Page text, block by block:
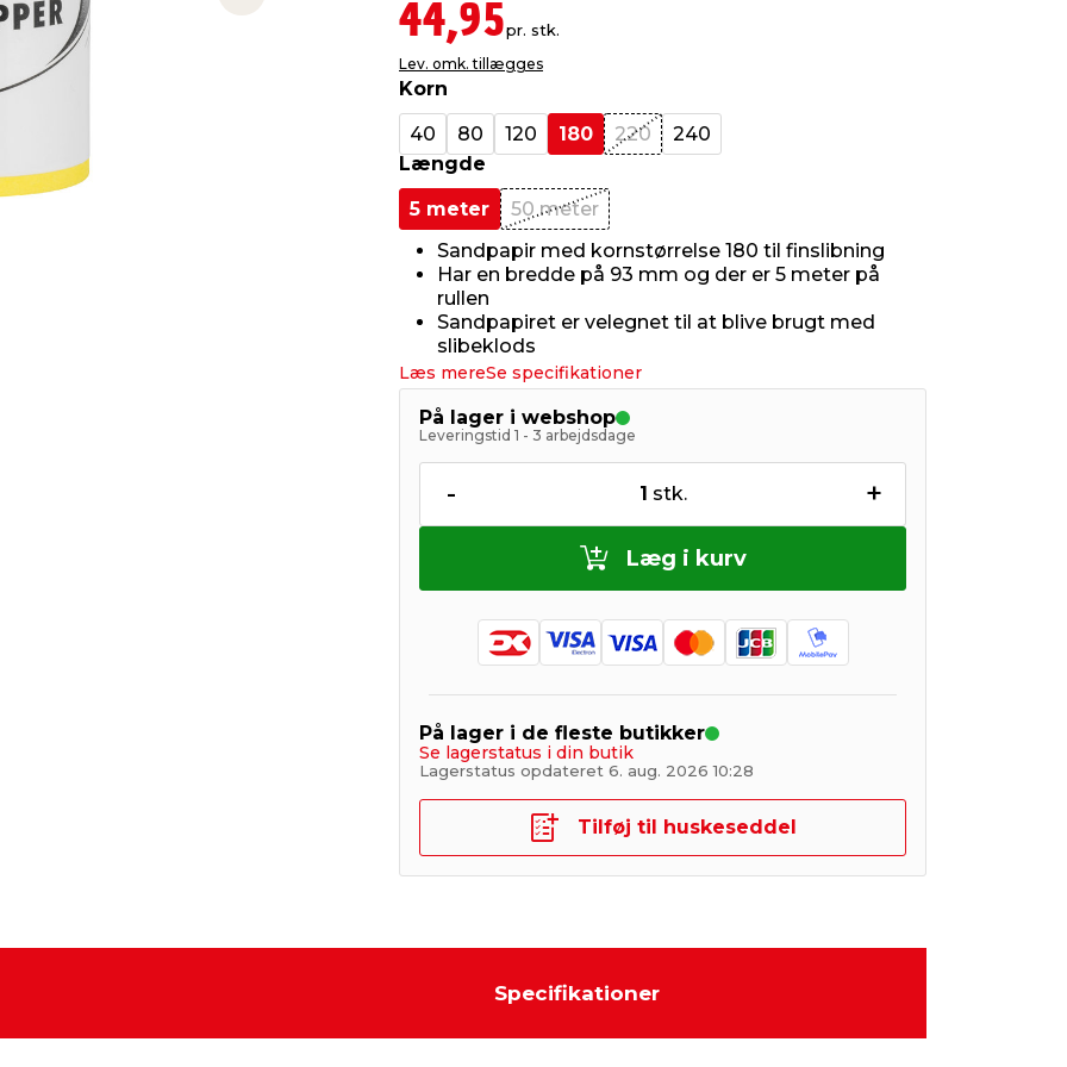
Next slide 44,95pr. stk.
Lev. omk. tillægges
Korn
40
80 120 180 220
240
Længde
5 meter
50 meter
Sandpapir med kornstørrelse 180 til finslibning
Har en bredde på 93 mm og der er 5 meter på
rullen
Sandpapiret er velegnet til at blive brugt med
slibeklods
Læs mereSe specifikationer
På lager i webshop
Leveringstid 1 - 3 arbejdsdage
- 1 stk. +
Læg i kurv
På lager i de fleste butikker
Se lagerstatus i din butik
Lagerstatus opdateret 6. aug. 2026 10:28
Tilføj til huskeseddel
Specifikationer